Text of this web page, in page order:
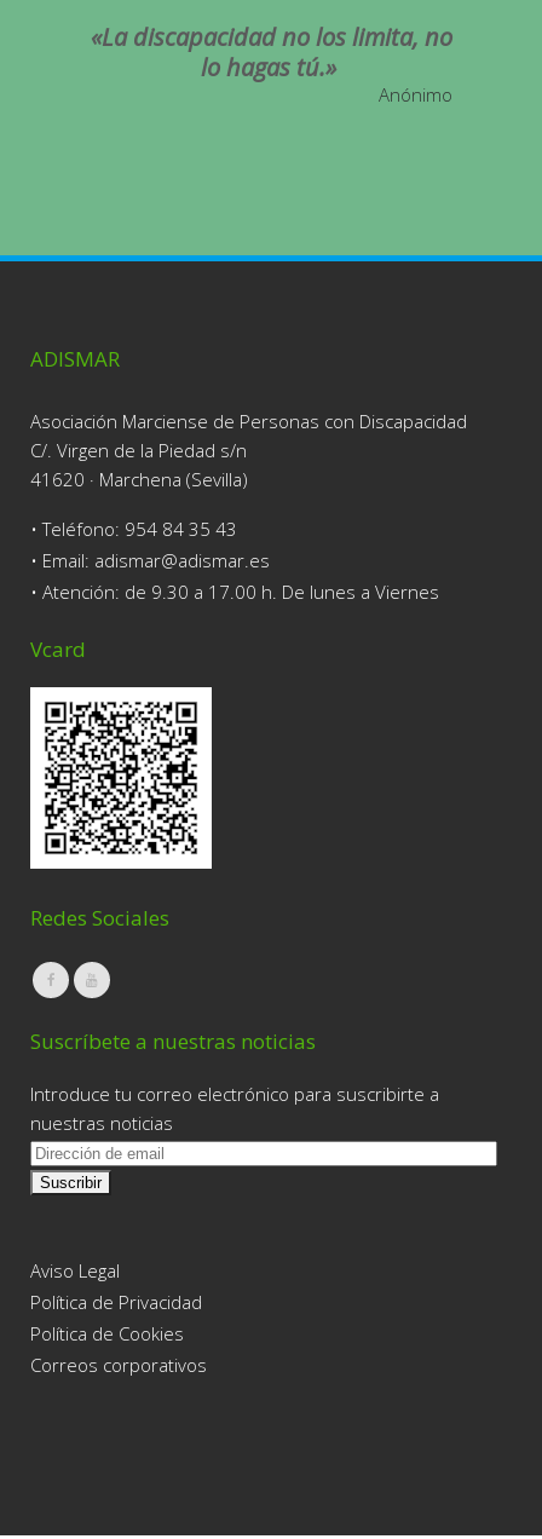
«La discapacidad no los limita, no
lo hagas tú.»
Anónimo
ADISMAR
Asociación Marciense de Personas con Discapacidad
C/. Virgen de la Piedad s/n
41620 · Marchena (Sevilla)
• Teléfono: 954 84 35 43
• Email: adismar@adismar.es
• Atención: de 9.30 a 17.00 h. De lunes a Viernes
Vcard
Redes Sociales
Suscríbete a nuestras noticias
Introduce tu correo electrónico para suscribirte a
nuestras noticias
D
c
c
i
ó
a
Aviso Legal
Política de Privacidad
Política de Cookies
Correos corporativos